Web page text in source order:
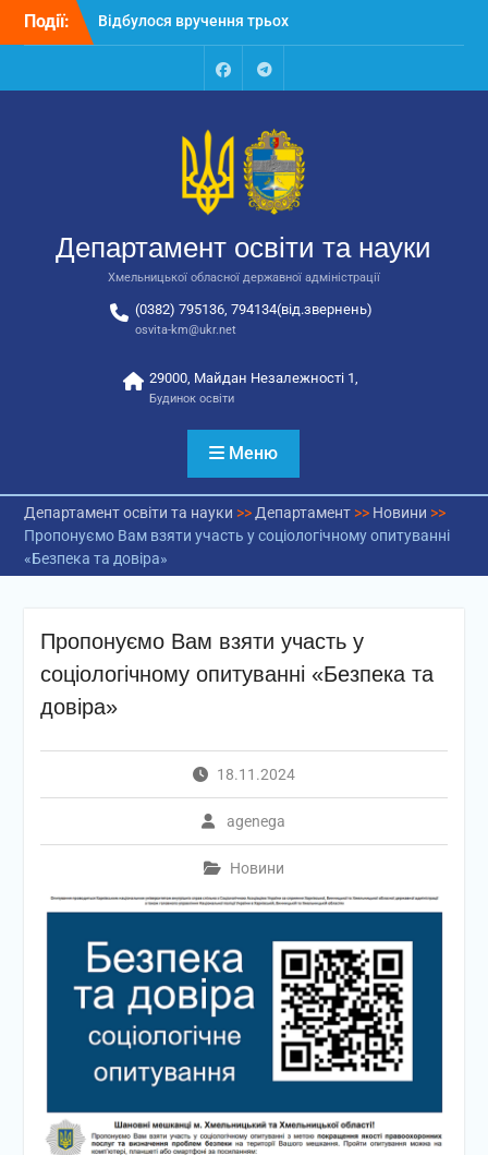
Перейти
Події:
Відбулося вручення трьох
автобусів для потреб
Відбулося засідання
освіти та науки обласної
державної адміністрації
Відбулась обласна
національно-патріотичне
виховання
FacebookTalegram
Департамент освіти та науки
Хмельницької обласної державної адміністрації
(0382) 795136, 794134(від.звернень)
osvita-km@ukr.net
29000, Майдан Незалежності 1,
Будинок освіти
Меню
Департамент освіти та науки >> Департамент>> Новини >>
Пропонуємо Вам взяти участь у соціологічному опитуванні
«Безпека та довіра»
Пропонуємо Вам взяти участь у
соціологічному опитуванні «Безпека та
довіра»
18.11.2024
agenega
Новини